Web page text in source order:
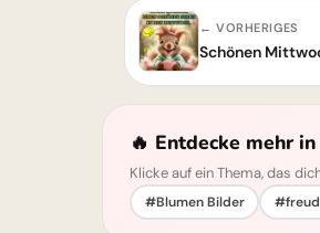
← VORHERIGES
Schönen
🔥 Entdecke mehr
Klicke auf ein Thema, das
#Blumen Bilder